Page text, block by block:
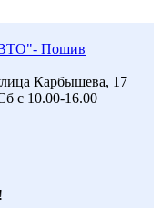
Пошив
Карбышева, 17
с 10.00-16.00